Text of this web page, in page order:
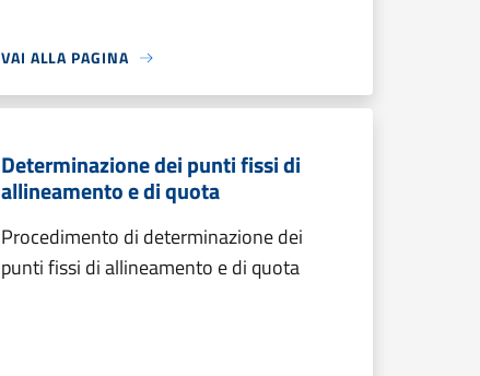
VAI ALLA PAGINA
Determinazione dei punti fissi di
allineamento e di quota
Procedimento di determinazione dei
punti fissi di allineamento e di quota